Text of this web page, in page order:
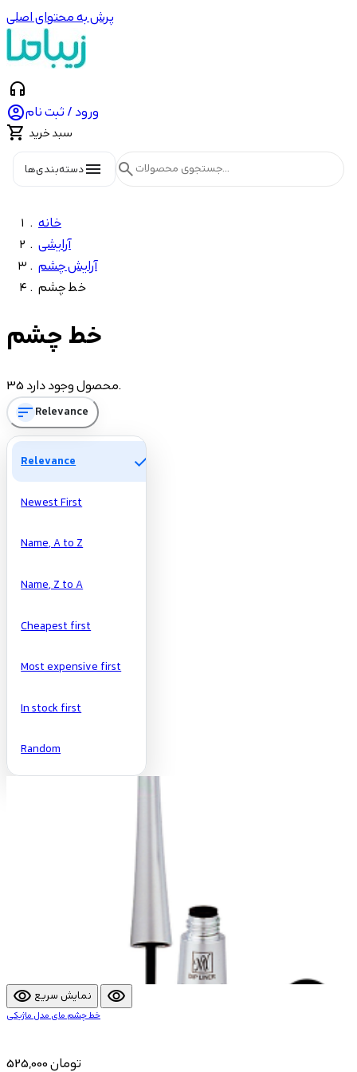
پرش به محتوای اصلی
headphones
ورود / ثبت نام
 سبد خرید
menuدسته‌بندی‌ها search
خانه
آرایشی
آرایش چشم
خط چشم
تومان
Manufacturers
خط چشم
35 محصول وجود دارد.
sortRelevance
Relevance check
Newest First
Name, A to Z
Name, Z to A
Cheapest first
Most expensive first
In stock first
Random
visibility نمایش سریع visibility
خط چشم مای مدل ماژیکی
525,000 تومان